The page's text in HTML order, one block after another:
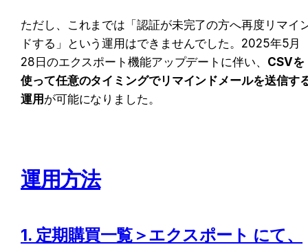
ただし、これまでは「認証が未完了の方へ再度リマイ
ドする」という運用はできませんでした。2025年5月
28日のエクスポート機能アップデートに伴い、 CSVを
使って任意のタイミングでリマインドメールを送信す
運用が可能になりました。
運用方法
1. 定期購買一覧＞エクスポート にて、